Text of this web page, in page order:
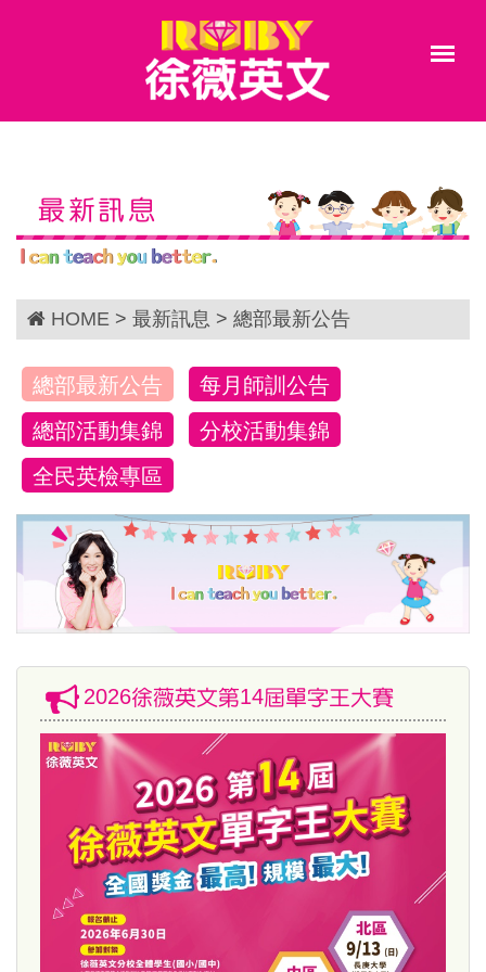
最新訊息
HOME > 最新訊息 > 總部最新公告
總部最新公告
每月師訓公告
總部活動集錦
分校活動集錦
全民英檢專區
2026徐薇英文第14屆單字王大賽